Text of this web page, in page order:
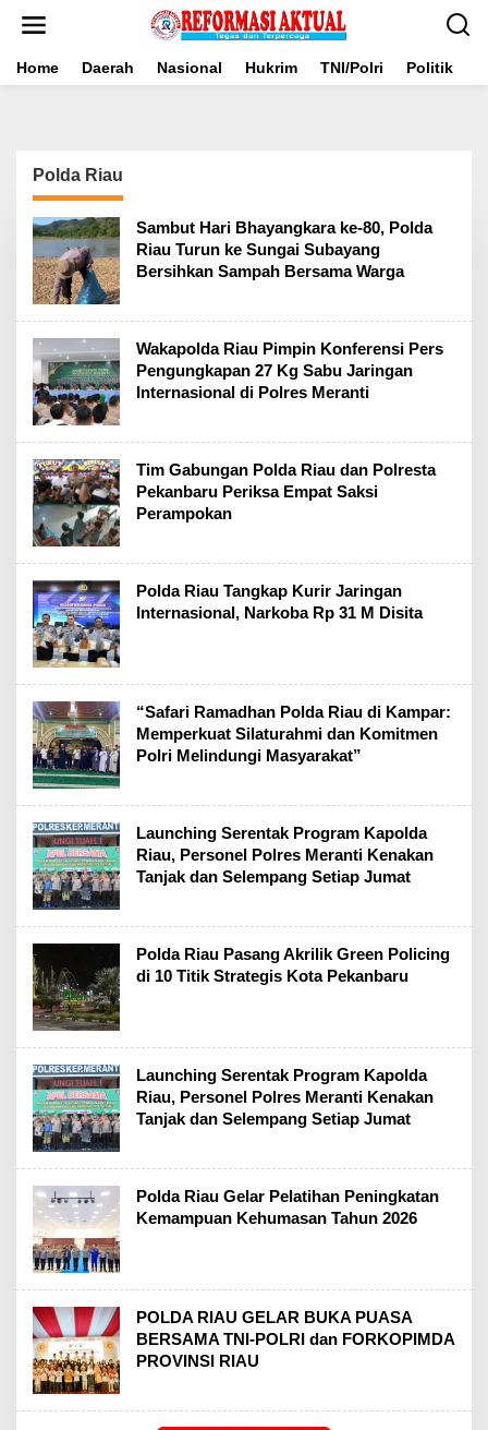
Home Daerah Nasional Hukrim TNI/Polri Politik
Polda Riau
Sambut Hari Bhayangkara ke-80, Polda
Riau Turun ke Sungai Subayang
Bersihkan Sampah Bersama Warga
Wakapolda Riau Pimpin Konferensi Pers
Pengungkapan 27 Kg Sabu Jaringan
Internasional di Polres Meranti
Tim Gabungan Polda Riau dan Polresta
Pekanbaru Periksa Empat Saksi
Perampokan
Polda Riau Tangkap Kurir Jaringan
Internasional, Narkoba Rp 31 M Disita
“Safari Ramadhan Polda Riau di Kampar:
Memperkuat Silaturahmi dan Komitmen
Polri Melindungi Masyarakat”
Launching Serentak Program Kapolda
Riau, Personel Polres Meranti Kenakan
Tanjak dan Selempang Setiap Jumat
Polda Riau Pasang Akrilik Green Policing
di 10 Titik Strategis Kota Pekanbaru
Launching Serentak Program Kapolda
Riau, Personel Polres Meranti Kenakan
Tanjak dan Selempang Setiap Jumat
Polda Riau Gelar Pelatihan Peningkatan
Kemampuan Kehumasan Tahun 2026
POLDA RIAU GELAR BUKA PUASA
BERSAMA TNI-POLRI dan FORKOPIMDA
PROVINSI RIAU